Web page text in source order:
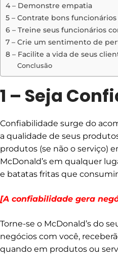
4 – Demonstre empatia
5 – Contrate bons funcionários
6 – Treine seus funcionários
7 – Crie um sentimento de
8 – Facilite a vida de seus
Conclusão
1 – Seja
Confiabilidade surge do
a qualidade de seus
produtos (se não o serviço)
McDonald’s em qualquer
e batatas fritas que
[A confiabilidade gera
Torne-se o McDonald’s do
negócios com você,
quando em produtos ou